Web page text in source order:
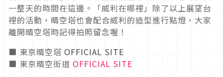
一整天的時間在這邊。「威利在哪裡」除了以上展望台
裡的活動，晴空塔也會配合威利的造型進行點燈，大家
離開晴空塔時記得拍照留念喔！
■ 東京晴空塔 OFFICIAL SITE
■ 東京晴空街道 OFFICIAL SITE